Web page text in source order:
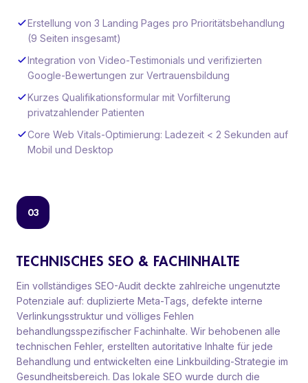
Erstellung von 3 Landing Pages pro Prioritätsbehandlung
(9 Seiten insgesamt)
Integration von Video-Testimonials und verifizierten
Google-Bewertungen zur Vertrauensbildung
Kurzes Qualifikationsformular mit Vorfilterung
privatzahlender Patienten
Core Web Vitals-Optimierung: Ladezeit < 2 Sekunden auf
Mobil und Desktop
03
TECHNISCHES SEO & FACHINHALTE
Ein vollständiges SEO-Audit deckte zahlreiche ungenutzte
Potenziale auf: duplizierte Meta-Tags, defekte interne
Verlinkungsstruktur und völliges Fehlen
behandlungsspezifischer Fachinhalte. Wir behobenen alle
technischen Fehler, erstellten autoritative Inhalte für jede
Behandlung und entwickelten eine Linkbuilding-Strategie im
Gesundheitsbereich. Das lokale SEO wurde durch die